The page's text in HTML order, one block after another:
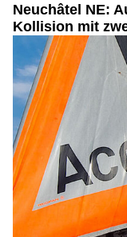
Neuchâtel NE:
Kollision mit